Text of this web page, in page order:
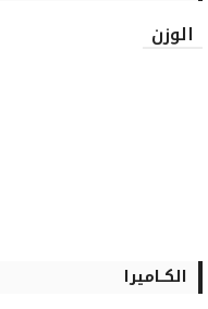
الوزن
الكــاميرا